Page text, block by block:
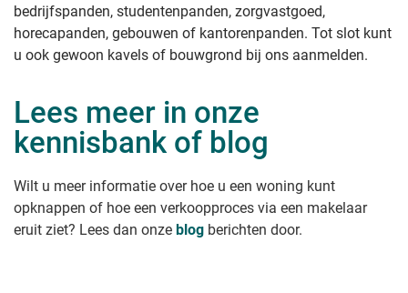
bedrijfspanden, studentenpanden, zorgvastgoed,
horecapanden, gebouwen of kantorenpanden. Tot slot kunt
u ook gewoon kavels of bouwgrond bij ons aanmelden.
Lees meer in onze
kennisbank of blog
Wilt u meer informatie over hoe u een woning kunt
opknappen of hoe een verkoopproces via een makelaar
eruit ziet? Lees dan onze blog berichten door.